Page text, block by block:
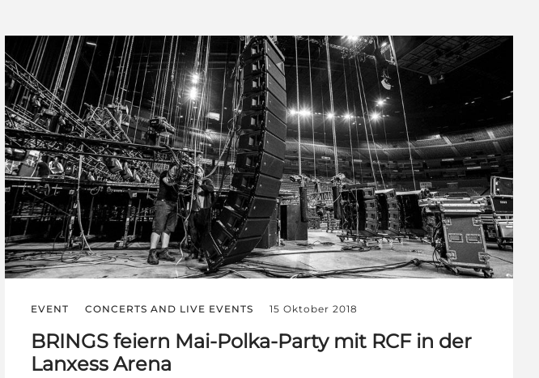
EVENT CONCERTS AND LIVE EVENTS 15 Oktober 2018
BRINGS feiern Mai-Polka-Party mit RCF in der
Lanxess Arena